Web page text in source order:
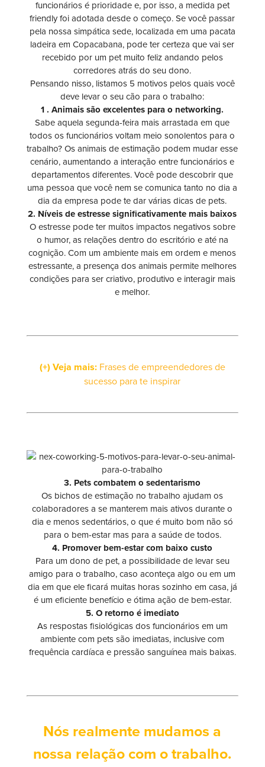
funcionários é prioridade e, por isso, a medida pet
friendly foi adotada desde o começo. Se você passar
pela nossa simpática sede, localizada em uma pacata
ladeira em Copacabana, pode ter certeza que vai ser
recebido por um pet muito feliz andando pelos
corredores atrás do seu dono.
Pensando nisso, listamos 5 motivos pelos quais você
deve levar o seu cão para o trabalho:
1 . Animais são excelentes para o networking.
Sabe aquela segunda-feira mais arrastada em que
todos os funcionários voltam meio sonolentos para o
trabalho? Os animais de estimação podem mudar esse
cenário, aumentando a interação entre funcionários e
departamentos diferentes. Você pode descobrir que
uma pessoa que você nem se comunica tanto no dia a
dia da empresa pode te dar várias dicas de pets.
2. Níveis de estresse significativamente mais baixos
O estresse pode ter muitos impactos negativos sobre
o humor, as relações dentro do escritório e até na
cognição. Com um ambiente mais em ordem e menos
estressante, a presença dos animais permite melhores
condições para ser criativo, produtivo e interagir mais
e melhor.
(+) Veja mais:Frases de empreendedores de
sucesso para te inspirar
3. Pets combatem o sedentarismo
Os bichos de estimação no trabalho ajudam os
colaboradores a se manterem mais ativos durante o
dia e menos sedentários, o que é muito bom não só
para o bem-estar mas para a saúde de todos.
4. Promover bem-estar com baixo custo
Para um dono de pet, a possibilidade de levar seu
amigo para o trabalho, caso aconteça algo ou em um
dia em que ele ficará muitas horas sozinho em casa, já
é um eficiente benefício e ótima ação de bem-estar.
5. O retorno é imediato
As respostas fisiológicas dos funcionários em um
ambiente com pets são imediatas, inclusive com
frequência cardíaca e pressão sanguínea mais baixas.
Nós realmente mudamos a
nossa relação com o trabalho.